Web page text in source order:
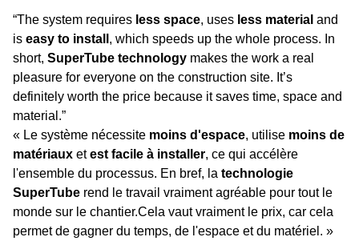
“The system requires less space, uses less material and
is easy to install , which speeds up the whole process. In
short, SuperTube technology makes the work a real
pleasure for everyone on the construction site. It’s
definitely worth the price because it saves time, space and
material.”
« Le système nécessite moins d'espace, utilise moins de
matériaux etest facile à installer, ce qui accélère
l'ensemble du processus. En bref, la technologie
SuperTube rend le travail vraiment agréable pour tout le
monde sur le chantier.Cela vaut vraiment le prix, car cela
permet de gagner du temps, de l'espace et du matériel. »